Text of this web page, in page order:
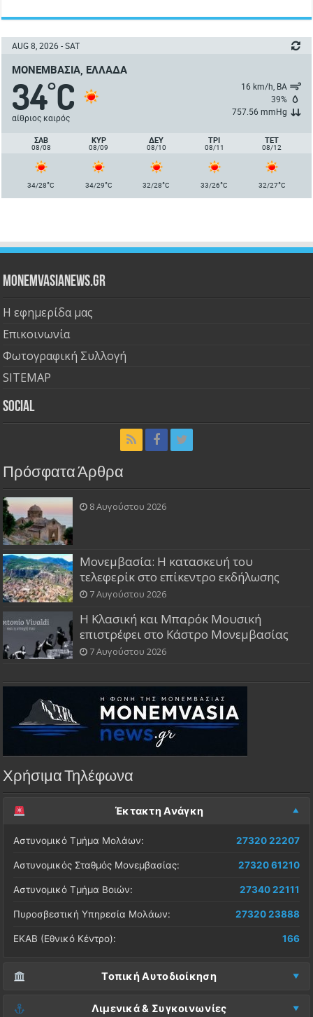
AUG 8, 2026 - SAT
ΜΟΝΕΜΒΑΣΙΆ, ΕΛΛΆΔΑ
34°C
αίθριος καιρός
16 km/h, ΒΑ
39%
757.56 mmHg
ΣΑΒ
08/08
ΚΥΡ
08/09
ΔΕΥ
08/10
ΤΡΙ
08/11
ΤΕΤ
08/12
34/28°C 34/29°C 32/28°C 33/26°C 32/27°C
Monemvasianews.gr
Η εφημερίδα μας
Επικοινωνία
Φωτογραφική Συλλογή
SITEMAP
Social
Πρόσφατα Άρθρα
8 Αυγούστου 2026
Μονεμβασία: Η κατασκευή του
τελεφερίκ στο επίκεντρο εκδήλωσης
7 Αυγούστου 2026
Η Κλασική και Μπαρόκ Μουσική
επιστρέφει στο Κάστρο Μονεμβασίας
7 Αυγούστου 2026
Χρήσιμα Τηλέφωνα
Έκτακτη Ανάγκη
Αστυνομικό Τμήμα Μολάων: 27320 22207
Αστυνομικός Σταθμός Μονεμβασίας: 27320 61210
Αστυνομικό Τμήμα Βοιών: 27340 22111
Πυροσβεστική Υπηρεσία Μολάων: 27320 23888
ΕΚΑΒ (Εθνικό Κέντρο): 166
Τοπική Αυτοδιοίκηση
Δήμος Μονεμβασίας (Έδρα):
Λιμενικά & Συγκοινωνίες